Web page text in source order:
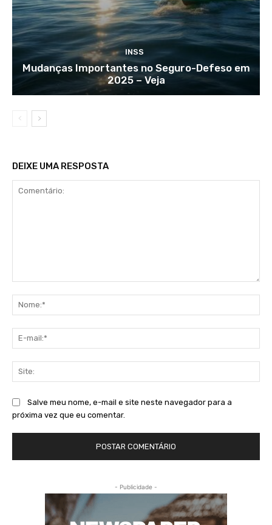
INSS
Mudanças Importantes no Seguro-Defeso em
2025 – Veja
DEIXE UMA RESPOSTA
Salve meu nome, e-mail e site neste navegador para a
próxima vez que eu comentar.
- Publicidade -